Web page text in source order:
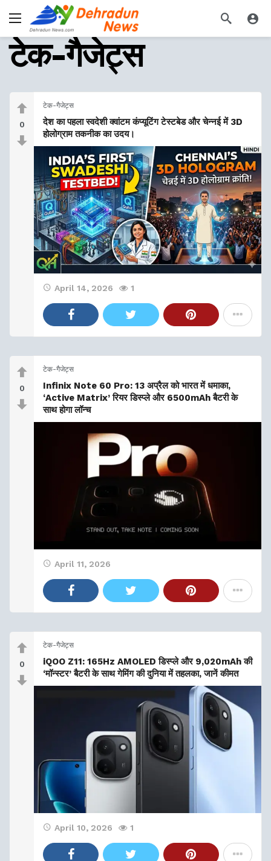
टेक-गैजेट्स
0
टेक-गैजेट्स
देश का पहला स्वदेशी क्वांटम कंप्यूटिंग टेस्टबेड और चेन्नई में 3D
होलोग्राम तकनीक का उदय।
April 14, 2026 1
0
टेक-गैजेट्स
Infinix Note 60 Pro: 13 अप्रैल को भारत में धमाका,
‘Active Matrix’ रियर डिस्प्ले और 6500mAh बैटरी के
साथ होगा लॉन्च
April 11, 2026
0
टेक-गैजेट्स
iQOO Z11: 165Hz AMOLED डिस्प्ले और 9,020mAh की
‘मॉन्स्टर’ बैटरी के साथ गेमिंग की दुनिया में तहलका, जानें कीमत
April 10, 2026 1